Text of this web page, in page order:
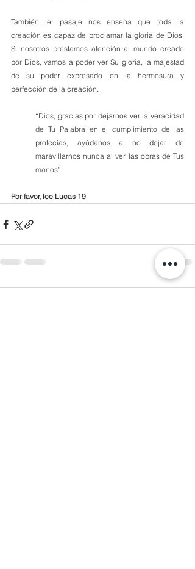
También, el pasaje nos enseña que toda la
creación es capaz de proclamar la gloria de Dios.
Si nosotros prestamos atención al mundo creado
por Dios, vamos a poder ver Su gloria, la majestad
de su poder expresado en la hermosura y
perfección de la creación.
“Dios, gracias por dejarnos ver la veracidad
de Tu Palabra en el cumplimiento de las
profecías, ayúdanos a no dejar de
maravillarnos nunca al ver las obras de Tus
manos”.
Por favor, lee Lucas 19